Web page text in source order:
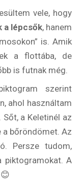
vele, hogy
a lépcsők, hanem
is. Amik
a flottába, de
is futnak még.
szerint
ahol használtam
a Keletinél az
a bőröndömet. Az
Persze tudom,
piktogramokat. A